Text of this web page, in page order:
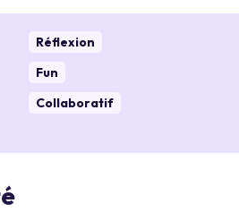
Réflexion
Fun
Collaboratif